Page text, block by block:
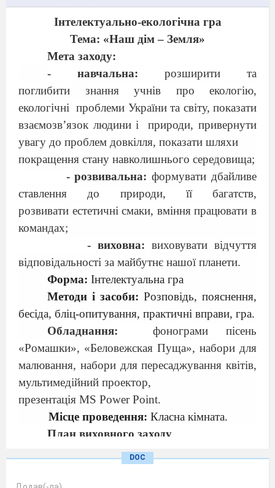
Інтелектуально-екологічна гра
Тема: «Наш дім – Земля»
Мета заходу:
- навчальна: розширити та
поглибити
знання учнів про екологію,
екологічні проблеми України та світу, показати
взаємозв’язок людини і
природи, привернути
увагу до проблем довкілля, показати шляхи
покращення стану навколишнього середовища;
- розвивальна: формувати дбайливе
ставлення до природи, її багатств,
розвивати естетичні смаки, вміння працювати в
командах;
- виховна: виховувати відчуття
відповідальності за майбутнє нашої планети.
Форма: Інтелектуальна гра
Методи і засоби: Розповідь, пояснення,
бесіда, бліц-опитування, практичні вправи, гра.
Обладнання:
фонограми пісень
«Ромашки», «Беловежская Пуща», набори для
малювання, набори для пересаджування квітів,
мультимедійний проектор,
презентація МS Power Point.
Місце проведення:Класна кімната.
План виховного заходу
Слово ведучого.
Конкурс «Привітання»
Конкурс «Найрозумніший»
DOC